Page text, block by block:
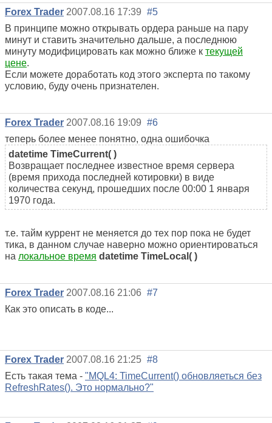
Forex Trader 2007.08.16 17:39 #5
В принципе можно открывать ордера раньше на пару
минут и ставить значительно дальше, а последнюю
минуту модифицировать как можно ближе к текущей
цене.
Если можете доработать код этого эксперта по такому
условию, буду очень признателен.
Forex Trader 2007.08.16 19:09 #6
теперь более менее понятно, одна ошибочка
datetime TimeCurrent( )
Возвращает последнее известное время сервера
(время прихода последней котировки) в виде
количества секунд, прошедших после 00:00 1 января
1970 года.
т.е. тайм куррент не меняется до тех пор пока не будет
тика, в данном случае наверно можно ориентироваться
на локальное время datetime TimeLocal( )
Forex Trader 2007.08.16 21:06 #7
Как это описать в коде...
Forex Trader 2007.08.16 21:25 #8
Есть такая тема - "MQL4: TimeCurrent() обновляеться без
RefreshRates(). Это нормально?"